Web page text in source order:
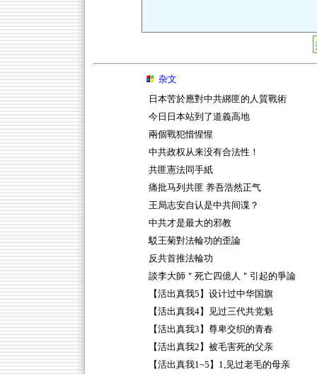
杂文
日本苦於應對中共綁匪的人質戰術
今日日本站到了道義高地
兩個戰犯惜惺惺
中共政权从来没有合法性！
共匪憲法同手紙
痛批马列共匪 养吾浩然正气
王局志安自认是中共间谍？
中共才是最大的邪教
駁王菊對法輪功的歪論
反共首推法輪功
談李大師＂死亡四億人＂引起的爭論
【活出真我5】设计过中华国旗
【活出真我4】见过三代共党魁
【活出真我3】尊卑交织的青春
【活出真我2】被毛害死的父亲
【活出真我1~5】1,见过老毛的母亲